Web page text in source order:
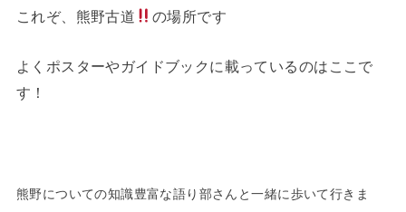
これぞ、熊野古道 の場所です
よくポスターやガイドブックに載っているのはここで
す！
熊野についての知識豊富な語り部さんと一緒に歩いて行きま